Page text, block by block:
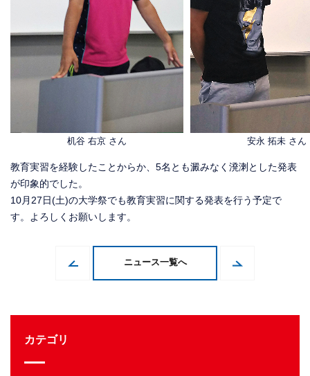
机谷 右京 さん 安永 拓未 さん
教育実習を経験したことからか、5名とも澱みなく溌溂とした発表
が印象的でした。
10月27日(土)の大学祭でも教育実習に関する発表を行う予定で
す。よろしくお願いします。
ニュース一覧へ
カテゴリ